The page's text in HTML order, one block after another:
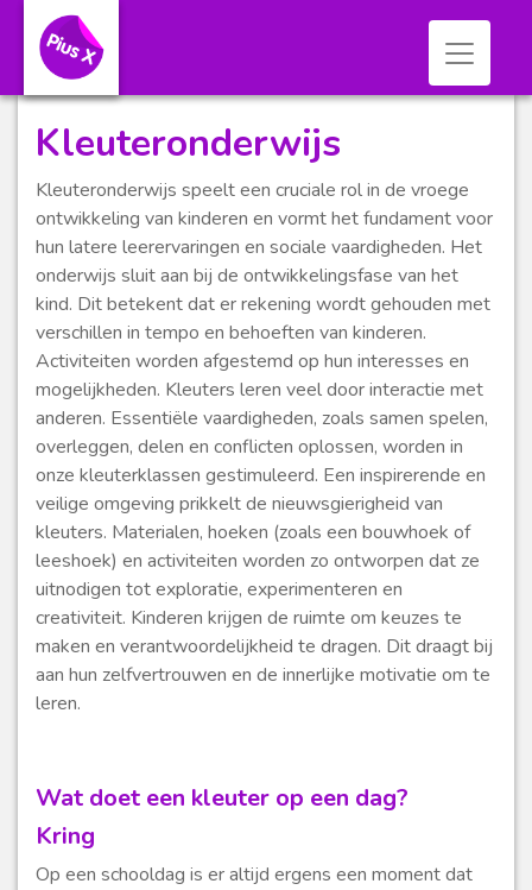
Toggle
Kleuteronderwijs
Kleuteronderwijs speelt een cruciale rol in de vroege
ontwikkeling van kinderen en vormt het fundament voor
hun latere leerervaringen en sociale vaardigheden. Het
onderwijs sluit aan bij de ontwikkelingsfase van het
kind. Dit betekent dat er rekening wordt gehouden met
verschillen in tempo en behoeften van kinderen.
Activiteiten worden afgestemd op hun interesses en
mogelijkheden. Kleuters leren veel door interactie met
anderen. Essentiële vaardigheden, zoals samen spelen,
overleggen, delen en conflicten oplossen, worden in
onze kleuterklassen gestimuleerd. Een inspirerende en
veilige omgeving prikkelt de nieuwsgierigheid van
kleuters. Materialen, hoeken (zoals een bouwhoek of
leeshoek) en activiteiten worden zo ontworpen dat ze
uitnodigen tot exploratie, experimenteren en
creativiteit. Kinderen krijgen de ruimte om keuzes te
maken en verantwoordelijkheid te dragen. Dit draagt bij
aan hun zelfvertrouwen en de innerlijke motivatie om te
leren.
Wat doet een kleuter op een dag?
Kring
Op een schooldag is er altijd ergens een moment dat